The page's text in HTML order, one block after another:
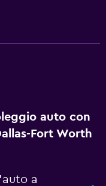
auto con
Fort Worth
a